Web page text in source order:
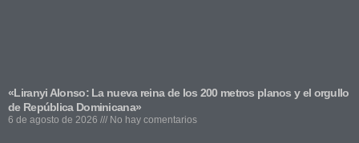
«Liranyi Alonso: La nueva reina de los 200 metros planos y el orgullo
de República Dominicana»
6 de agosto de 2026 No hay comentarios